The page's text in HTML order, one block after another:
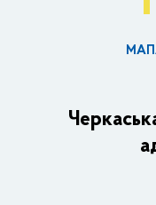
Основні завдання